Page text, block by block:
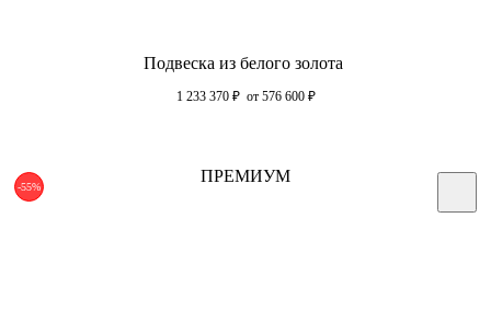
Подвеска из белого золота
1 233 370 ₽ от 576 600 ₽
-55%
ПРЕМИУМ